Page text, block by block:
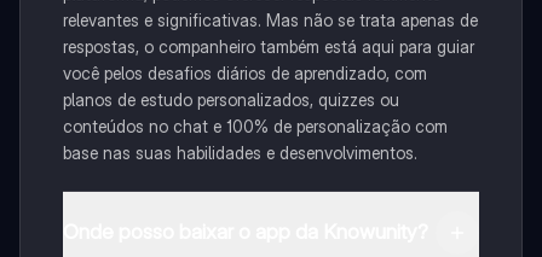
relevantes e significativas. Mas não se trata apenas de
respostas, o companheiro também está aqui para guiar
você pelos desafios diários de aprendizado, com
planos de estudo personalizados, quizzes ou
conteúdos no chat e 100% de personalização com
base nas suas habilidades e desenvolvimentos.